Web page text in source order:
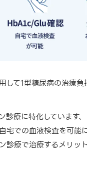
して1型糖尿病の治療
診療に特化しています
宅での血液検査を可能
診療で治療するメリッ